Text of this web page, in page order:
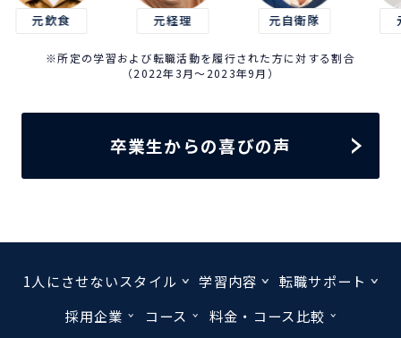
※所定の学習および転職活動を履行された方に対する割合
（2022年3月～2023年9月）
卒業生からの喜びの声
1人にさせないスタイル 学習内容
転職サポート
採用企業
コース 料金・コース比較